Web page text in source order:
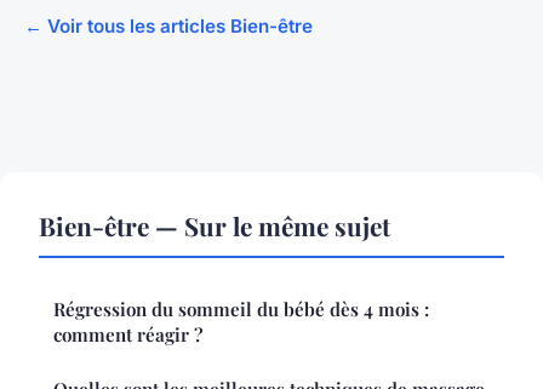
← Voir tous les articles Bien-être
Bien-être — Sur le même sujet
Régression du sommeil du bébé dès 4 mois :
comment réagir ?